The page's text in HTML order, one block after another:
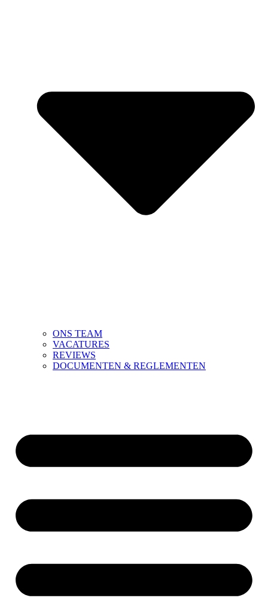
ONS TEAM
VACATURES
REVIEWS
DOCUMENTEN & REGLEMENTEN